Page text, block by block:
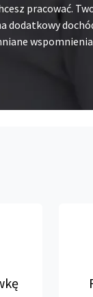
pracować.
dodatkowy